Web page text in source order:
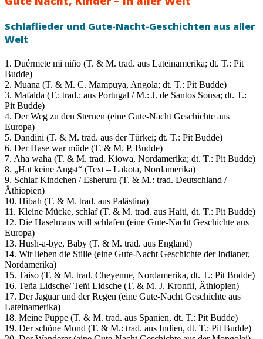
Schlaflieder und Gute-Nacht-Geschichten aus aller
Welt
1. Duérmete mi niño (T. & M. trad. aus Lateinamerika; dt. T.: Pit
Budde)
2. Muana (T. & M. C. Mampuya, Angola; dt. T.: Pit Budde)
3. Mafalda (T.: trad.: aus Portugal / M.: J. de Santos Sousa; dt. T.:
Pit Budde)
4. Der Weg zu den Sternen (eine Gute-Nacht Geschichte aus
Europa)
5. Dandini (T. & M. trad. aus der Türkei; dt. T.: Pit Budde)
6. Der Hase war müde (T. & M. P. Budde)
7. Aha waha (T. & M. trad. Kiowa, Nordamerika; dt. T.: Pit Budde)
8. „Hat keine Angst“ (Text – Lakota, Nordamerika)
9. Schlaf Kindchen / Esheruru (T. & M.: trad. Deutschland /
Äthiopien)
10. Hibah (T. & M. trad. aus Palästina)
11. Kleine Mücke, schlaf (T. & M. trad. aus Haiti, dt. T.: Pit Budde)
12. Die Haselmaus will schlafen (eine Gute-Nacht Geschichte aus
Europa)
13. Hush-a-bye, Baby (T. & M. trad. aus England)
14. Wir lieben die Stille (eine Gute-Nacht Geschichte der Indianer,
Nordamerika)
15. Taiso (T. & M. trad. Cheyenne, Nordamerika, dt. T.: Pit Budde)
16. Teña Lidsche/ Teñi Lidsche (T. & M. J. Kronfli, Äthiopien)
17. Der Jaguar und der Regen (eine Gute-Nacht Geschichte aus
Lateinamerika)
18. Meine Puppe (T. & M. trad. aus Spanien, dt. T.: Pit Budde)
19. Der schöne Mond (T. & M.: trad. aus Indien, dt. T.: Pit Budde)